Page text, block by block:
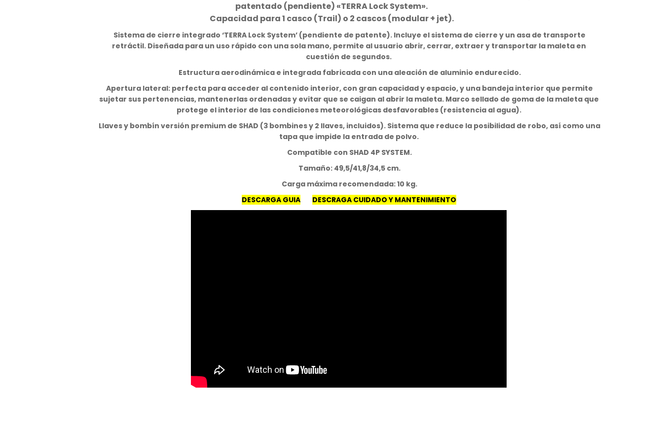
patentado (pendiente) «TERRA Lock System».
Capacidad para 1 casco (Trail) o 2 cascos (modular + jet).
Sistema de cierre integrado ‘TERRA Lock System’ (pendiente de patente). Incluye el sistema de cierre y un asa de transporte
retráctil. Diseñada para un uso rápido con una sola mano, permite al usuario abrir, cerrar, extraer y transportar la maleta en
cuestión de segundos.
Estructura aerodinámica e integrada fabricada con una aleación de aluminio endurecido.
Apertura lateral: perfecta para acceder al contenido interior, con gran capacidad y espacio, y una bandeja interior que permite
sujetar sus pertenencias, mantenerlas ordenadas y evitar que se caigan al abrir la maleta. Marco sellado de goma de la maleta que
protege el interior de las condiciones meteorológicas desfavorables (resistencia al agua).
Llaves y bombín versión premium de SHAD (3 bombines y 2 llaves, incluidos). Sistema que reduce la posibilidad de robo, así como una
tapa que impide la entrada de polvo.
Compatible con SHAD 4P SYSTEM.
Tamaño: 49,5/41,8/34,5 cm.
Carga máxima recomendada: 10 kg.
DESCARGA GUIA
DESCRAGA CUIDADO Y MANTENIMIENTO